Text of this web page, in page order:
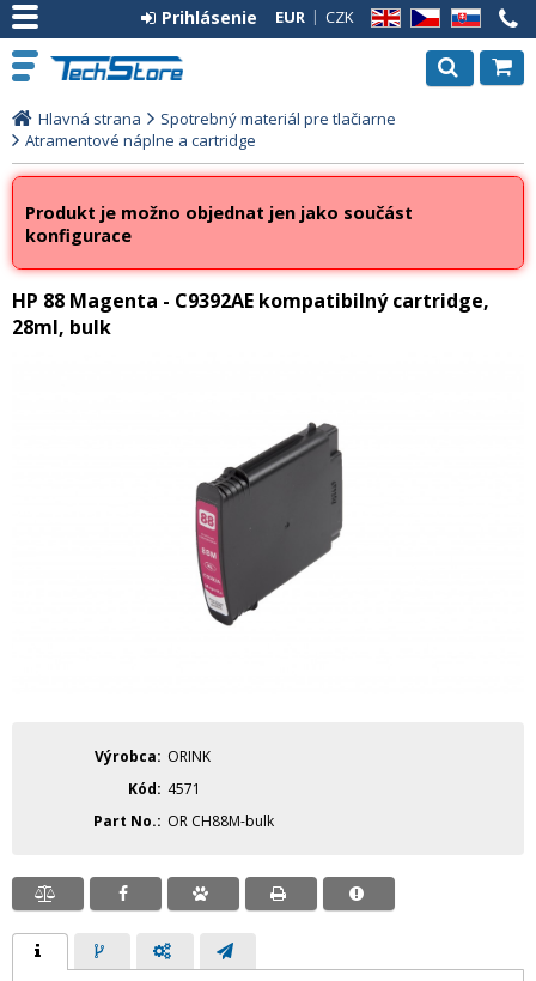
EN CZ SK
EUR CZK
Prihlásenie
Hlavná strana
Spotrebný materiál pre tlačiarne
Atramentové náplne a cartridge
Produkt je možno objednat jen jako součást
konfigurace
HP 88 Magenta - C9392AE kompatibilný cartridge,
28ml, bulk
Výrobca
ORINK
Kód
4571
Part No.
OR CH88M-bulk